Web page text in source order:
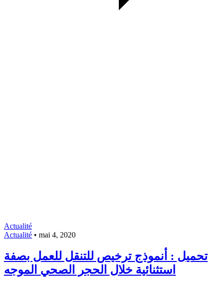
Actualité
Actualité • mai 4, 2020
تحميل : أنموذج ترخيص للتنقل للعمل بصفة
استثنائية خلال الحجر الصحي الموجه